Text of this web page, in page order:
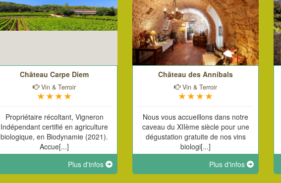
Château Carpe Diem
Vin & Terroir
Propriétaire récoltant, Vigneron
Indépendant certifié en agriculture
biologique, en Biodynamie (2021).
Accue[...]
Plus d'infos
Château des Annibals
Vin & Terroir
Nous vous accueillons dans notre
caveau du XIIème siècle pour une
dégustation gratuite de nos vins
biologi[...]
Plus d'infos